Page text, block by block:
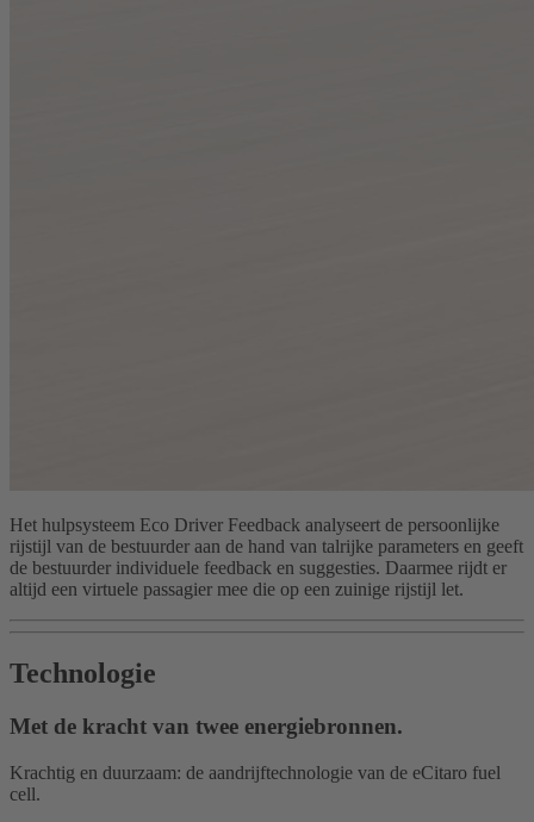
Het hulpsysteem Eco Driver Feedback analyseert de persoonlijke
rijstijl van de bestuurder aan de hand van talrijke parameters en geeft
de bestuurder individuele feedback en suggesties. Daarmee rijdt er
altijd een virtuele passagier mee die op een zuinige rijstijl let.
Technologie
Met de kracht van twee energiebronnen.
Krachtig en duurzaam: de aandrijftechnologie van de eCitaro fuel
cell.